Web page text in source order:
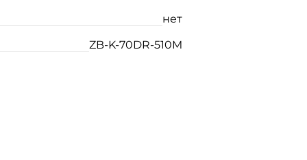
нет
ZB-K-70DR-510M